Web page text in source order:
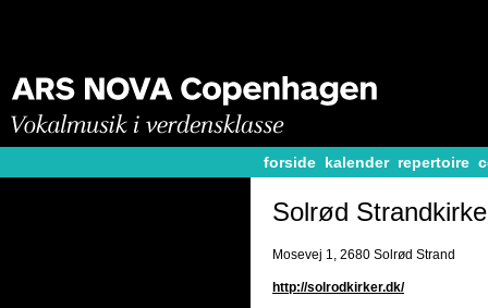
forside kalender repertoire
Solrød Strandkirke
Mosevej 1, 2680 Solrød Strand
http://solrodkirker.dk/